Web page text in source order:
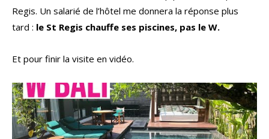
Regis. Un salarié de l’hôtel me donnera la réponse plus
tard : le St Regis chauffe ses piscines, pas le W.
Et pour finir la visite en vidéo.